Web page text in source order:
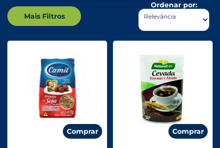
Mais Filtros
Ordenar por:
Comprar Comprar